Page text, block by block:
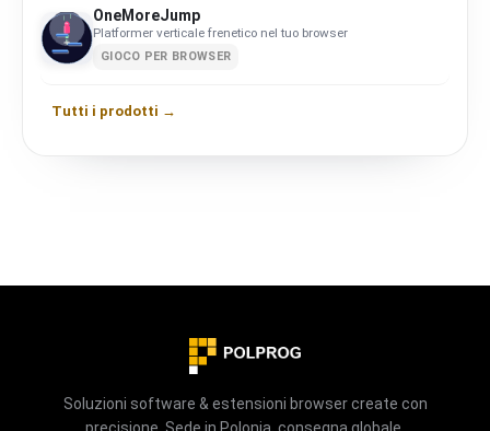
OneMoreJump
Platformer verticale frenetico nel tuo browser
GIOCO PER BROWSER
Tutti i prodotti →
Soluzioni software & estensioni browser create con
precisione. Sede in Polonia, consegna globale.